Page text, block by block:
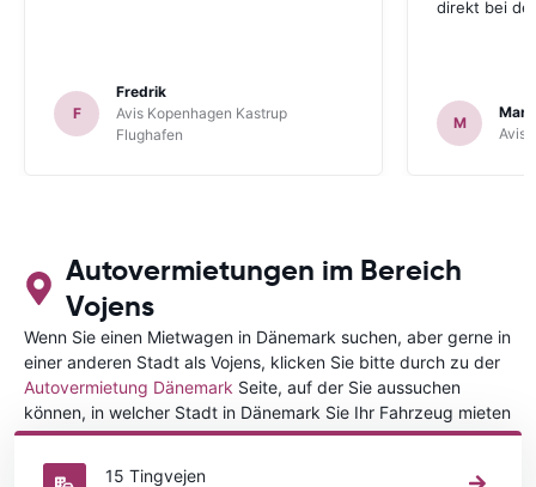
F
Fredrik
Avis Kopenhagen Kastrup
Flughafen
direkt bei
M
Avis
Autovermietungen im Bereich
Vojens
Wenn Sie einen Mietwagen in Dänemark suchen, aber gerne in
einer anderen Stadt als Vojens, klicken Sie bitte durch zu der
Autovermietung Dänemark Seite, auf der Sie aussuchen
können, in welcher Stadt in Dänemark Sie Ihr Fahrzeug mieten
wollen.
15 Tingvejen